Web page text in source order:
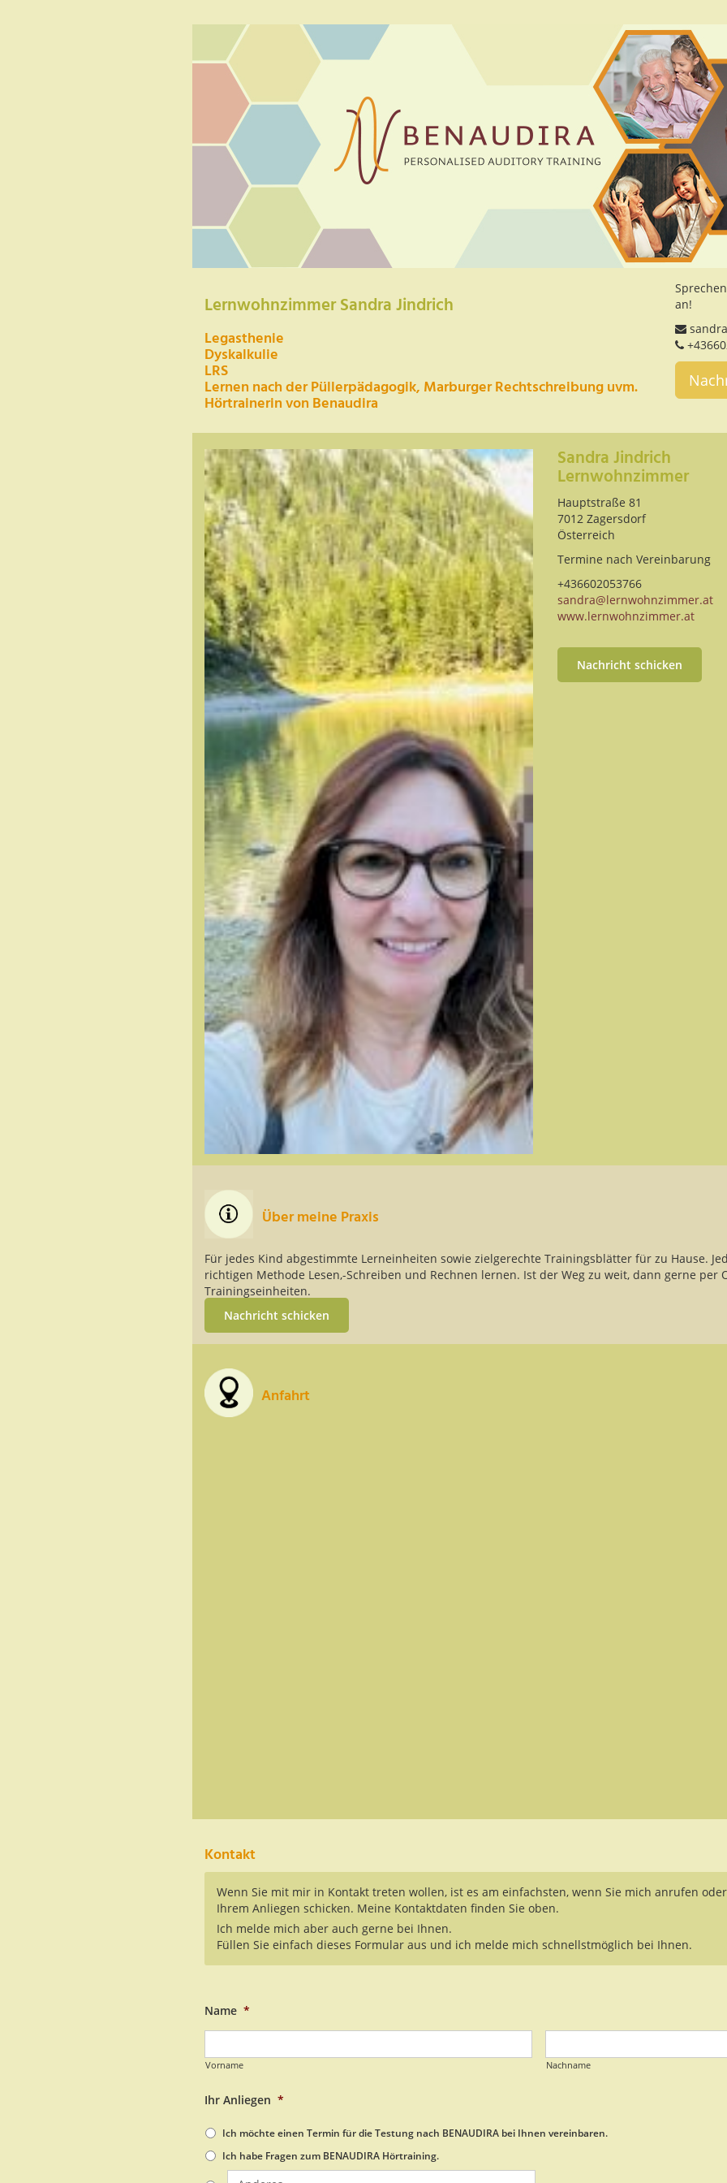
Lernwohnzimmer Sandra Jindrich
Legasthenie
Dyskalkulie
LRS
Lernen nach der Püllerpädagogik, Marburger Rechtschreibung uvm.
Hörtrainerin von Benaudira
an!
Sandra Jindrich
Lernwohnzimmer
Hauptstraße 81
7012 Zagersdorf
Österreich
Termine nach Vereinbarung
+436602053766
sandra@lernwohnzimmer.at
www.lernwohnzimmer.at
Nachricht schicken
Über meine Praxis
Für jedes Kind abgestimmte Lerneinheiten sowie zielgerechte Trainingsblätter für zu Hause.
richtigen Methode Lesen,-Schreiben und Rechnen lernen. Ist der Weg zu weit, dann gerne per
Trainingseinheiten.
Nachricht schicken
Anfahrt
Kontakt
Wenn Sie mit mir in Kontakt treten wollen, ist es am einfachsten, wenn Sie mich anrufen
Ihrem Anliegen schicken. Meine Kontaktdaten finden Sie oben.
Ich melde mich aber auch gerne bei Ihnen.
Füllen Sie einfach dieses Formular aus und ich melde mich schnellstmöglich bei Ihnen.
Name *
Vorname Nachname
Ihr Anliegen *
Ich möchte einen Termin für die Testung nach BENAUDIRA bei Ihnen vereinbaren.
Ich habe Fragen zum BENAUDIRA Hörtraining.